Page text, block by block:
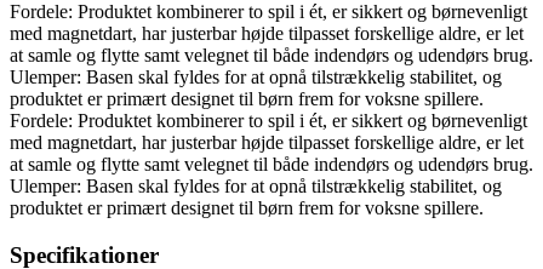
Fordele: Produktet kombinerer to spil i ét, er sikkert og børnevenligt
med magnetdart, har justerbar højde tilpasset forskellige aldre, er let
at samle og flytte samt velegnet til både indendørs og udendørs brug.
Ulemper: Basen skal fyldes for at opnå tilstrækkelig stabilitet, og
produktet er primært designet til børn frem for voksne spillere.
Fordele: Produktet kombinerer to spil i ét, er sikkert og børnevenligt
med magnetdart, har justerbar højde tilpasset forskellige aldre, er let
at samle og flytte samt velegnet til både indendørs og udendørs brug.
Ulemper: Basen skal fyldes for at opnå tilstrækkelig stabilitet, og
produktet er primært designet til børn frem for voksne spillere.
Specifikationer